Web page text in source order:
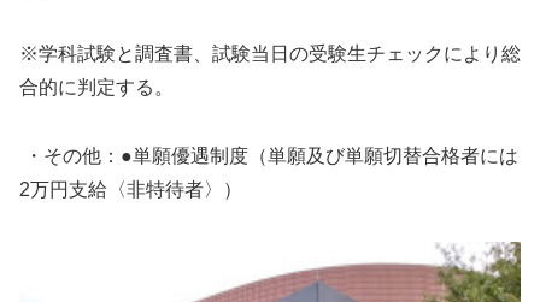
※学科試験と調査書、試験当日の受験生チェックにより総
合的に判定する。
・その他：●単願優遇制度（単願及び単願切替合格者には
2万円支給〈非特待者〉）